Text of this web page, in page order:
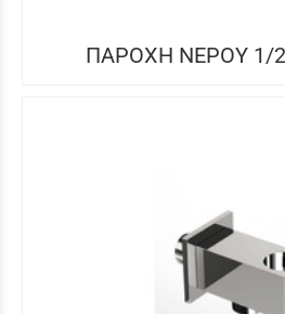
ΠΑΡΟΧΗ ΝΕΡΟΥ 1/